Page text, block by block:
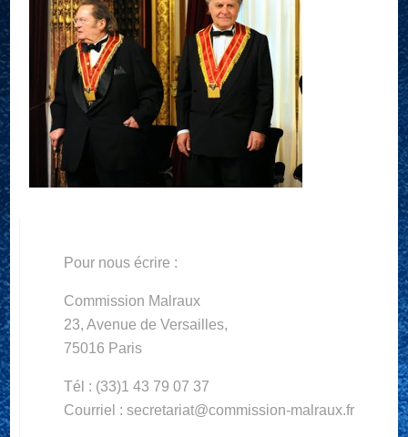
Pour nous écrire :
Commission Malraux
23, Avenue de Versailles,
75016 Paris
Tél : (33)1 43 79 07 37
Courriel : secretariat@commission-malraux.fr